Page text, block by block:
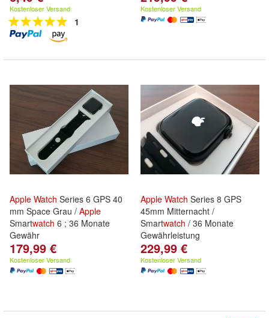
Kostenloser Versand
1
Kostenloser Versand
Apple Watch Series 6 GPS 40
mm Space Grau / Apple
Smartwatch 6 ; 36 Monate
Gewähr
179,99 €
Kostenloser Versand
Apple Watch Series 8 GPS
45mm Mitternacht /
Smartwatch / 36 Monate
Gewährleistung
229,99 €
Kostenloser Versand